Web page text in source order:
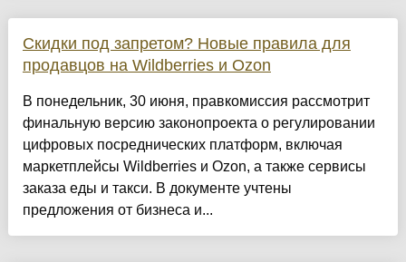
Скидки под запретом? Новые правила для
продавцов на Wildberries и Ozon
В понедельник, 30 июня, правкомиссия рассмотрит
финальную версию законопроекта о регулировании
цифровых посреднических платформ, включая
маркетплейсы Wildberries и Ozon, а также сервисы
заказа еды и такси. В документе учтены
предложения от бизнеса и...